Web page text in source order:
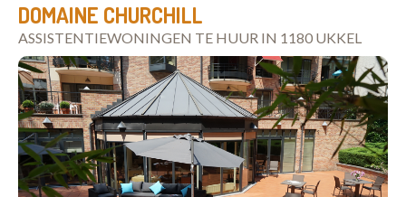
DOMAINE CHURCHILL
ASSISTENTIEWONINGEN TE HUUR IN 1180 UKKEL
open in Google Maps